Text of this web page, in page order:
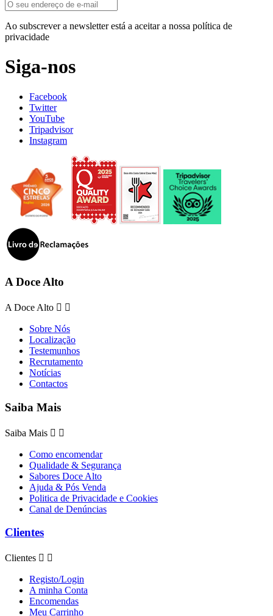
Ao subscrever a newsletter está a aceitar a nossa política de
privacidade
Siga-nos
Facebook
Twitter
YouTube
Tripadvisor
Instagram
A Doce Alto
A Doce Alto  
Sobre Nós
Localização
Testemunhos
Recrutamento
Notícias
Contactos
Saiba Mais
Saiba Mais  
Como encomendar
Qualidade & Segurança
Sabores Doce Alto
Ajuda & Pós Venda
Politica de Privacidade e Cookies
Canal de Denúncias
Clientes
Clientes  
Registo/Login
A minha Conta
Encomendas
Meu Carrinho